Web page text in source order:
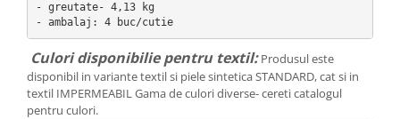
- greutate- 4,13 kg
- ambalaj: 4 buc/cutie
Culori disponibilie pentru textil: Produsul este
disponibil in variante textil si piele sintetica STANDARD, cat si in
textil IMPERMEABIL Gama de culori diverse- cereti catalogul
pentru culori.